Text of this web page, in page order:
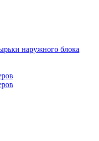
наружного блока